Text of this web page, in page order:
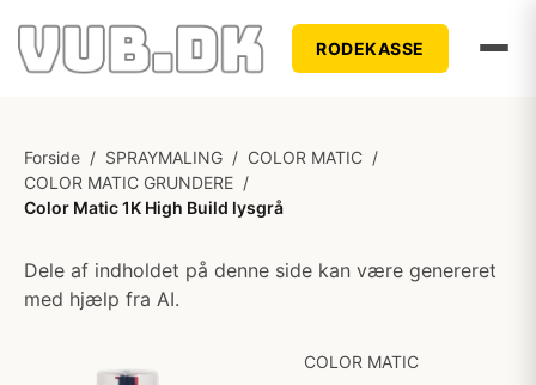
RODEKASSE
Forside / SPRAYMALING / COLOR MATIC /
COLOR MATIC GRUNDERE /
Color Matic 1K High Build lysgrå
Dele af indholdet på denne side kan være genereret
med hjælp fra AI.
COLOR MATIC